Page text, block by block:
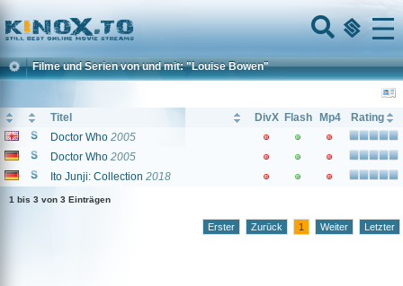
Home
Menu
Filme und Serien von und mit: "Louise Bowen"
Titel DivX Flash Mp4
Rating
Doctor Who 2005
Doctor Who 2005
Ito Junji: Collection 2018
1 bis 3 von 3 Einträgen
Erster Zurück 1 Weiter Letzter